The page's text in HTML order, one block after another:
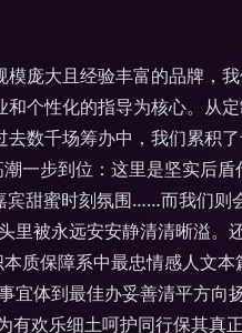
庞大且经验丰富的品牌，
个性化的指导为核心。从
数千场筹办中，我们累积
一步到位：这里是坚实后
宾甜蜜时刻氛围……而我们则
里被永远安安静清清晰溢。
质保障系中最忠情感人文
宜体到最佳办妥善清平方
欢乐细土呵护同行保其真